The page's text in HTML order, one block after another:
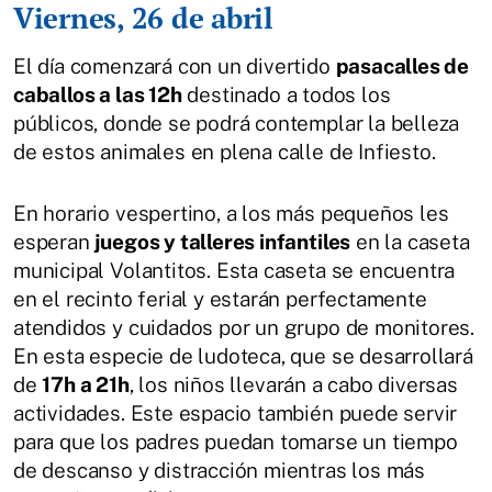
Viernes, 26 de abril
El día comenzará con un divertido pasacalles de
caballos a las 12hdestinado a todos los
públicos, donde se podrá contemplar la belleza
de estos animales en plena calle de Infiesto.
En horario vespertino, a los más pequeños les
esperan juegos y talleres infantiles en la caseta
municipal Volantitos. Esta caseta se encuentra
en el recinto ferial y estarán perfectamente
atendidos y cuidados por un grupo de monitores.
En esta especie de ludoteca, que se desarrollará
de17h a 21h, los niños llevarán a cabo diversas
actividades. Este espacio también puede servir
para que los padres puedan tomarse un tiempo
de descanso y distracción mientras los más